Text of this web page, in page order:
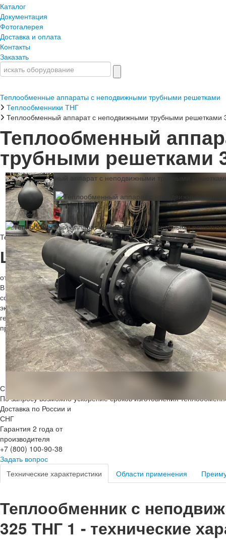
Каталог
Документация
Фотогалерея
Доставка и оплата
Контакты
Заказать
Теплообменные аппараты с неподвижными трубными решетками
Теплообменники ТНГ
Теплообменный аппарат с неподвижными трубными решетками
Теплообменный
трубными решетками
Теплообменный аппарат с неподвижными трубными решетками
Цена
от 485 409 ₽
В НЗТО вы можете заказатьтеплообменный аппарат с
собственного производства. Каждый аппарат данного типа
эксплуатационных характеристик: эффективной передачей
герметичной конструкции с неподвижными трубными решетками
присоединений по ГОСТ и ТУ, а также длительным сроком службы
Срок изготовления: от 30 до 60 дней
По запросу возможно ускорение сроков изготовления
Доставка по России и
СНГ
Гарантия 2 года от
производителя
+7 (800) 100-90-38
Задать вопрос
Технические характеристики
Области применения
Теплообменник с
325 ТНГ 1 - технические